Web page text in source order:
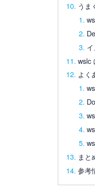
うま
wslc
よく
まと
参考